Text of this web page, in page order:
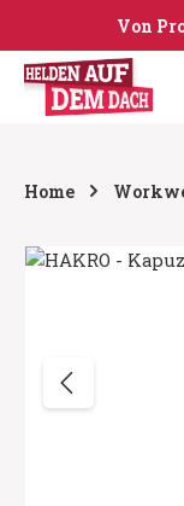
Zum Hauptinhalt
Von
Home
Bildergalerie